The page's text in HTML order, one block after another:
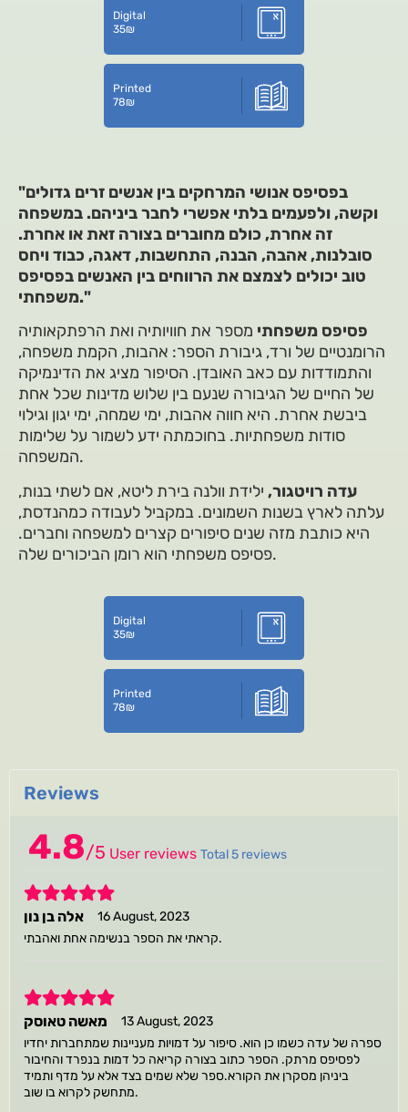
Digital
35₪
Printed
78₪
"בפסיפס אנושי המרחקים בין אנשים זרים גדולים
וקשה, ולפעמים בלתי אפשרי לחבר ביניהם. במשפחה
זה אחרת, כולם מחוברים בצורה זאת או אחרת.
סובלנות, אהבה, הבנה, התחשבות, דאגה, כבוד ויחס
טוב יכולים לצמצם את הרווחים בין האנשים בפסיפס
משפחתי."
פסיפס משפחתי מספר את חוויותיה ואת הרפתקאותיה
הרומנטיים של ורד, גיבורת הספר: אהבות, הקמת משפחה,
והתמודדות עם כאב האובדן. הסיפור מציג את הדינמיקה
של החיים של הגיבורה שנעם בין שלוש מדינות שכל אחת
ביבשת אחרת. היא חווה אהבות, ימי שמחה, ימי יגון וגילוי
סודות משפחתיות. בחוכמתה ידע לשמור על שלימות
המשפחה.
עדה רויטגור, ילידת וולנה בירת ליטא, אם לשתי בנות,
עלתה לארץ בשנות השמונים. במקביל לעבודה כמהנדסת,
היא כותבת מזה שנים סיפורים קצרים למשפחה וחברים.
פסיפס משפחתי הוא רומן הביכורים שלה.
Digital
35₪
Printed
78₪
Reviews
4.8/5 User reviews Total 5 reviews
5
אלה בן נון
16 August, 2023
קראתי את הספר בנשימה אחת ואהבתי.
5
מאשה טאוסק
13 August, 2023
ספרה של עדה כשמו כן הוא. סיפור על דמויות מעניינות שמתחברות יחדיו
לפסיפס מרתק. הספר כתוב בצורה קריאה כל דמות בנפרד והחיבור
ביניהן מסקרן את הקורא.ספר שלא שמים בצד אלא על מדף ותמיד
מתחשק לקרוא בו שוב.